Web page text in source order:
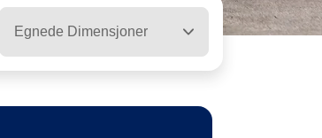
Egnede Dimensjoner